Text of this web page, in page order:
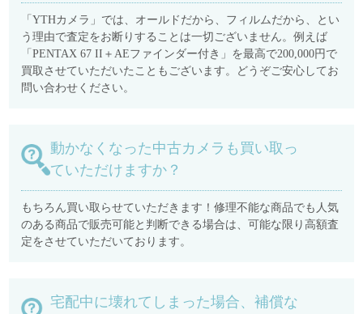
「YTHカメラ」では、オールドだから、フィルムだから、とい
う理由で査定をお断りすることは一切ございません。例えば
「PENTAX 67 II＋AEファインダー付き」を最高で200,000円で
買取させていただいたこともございます。どうぞご安心してお
問い合わせください。
動かなくなった中古カメラも買い取っ
ていただけますか？
もちろん買い取らせていただきます！修理不能な商品でも人気
のある商品で販売可能と判断できる場合は、可能な限り高額査
定をさせていただいております。
宅配中に壊れてしまった場合、補償な